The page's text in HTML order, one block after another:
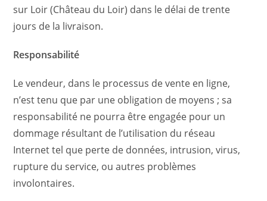
sur Loir (Château du Loir) dans le délai de trente
jours de la livraison.
Responsabilité
Le vendeur, dans le processus de vente en ligne,
n’est tenu que par une obligation de moyens ; sa
responsabilité ne pourra être engagée pour un
dommage résultant de l’utilisation du réseau
Internet tel que perte de données, intrusion, virus,
rupture du service, ou autres problèmes
involontaires.